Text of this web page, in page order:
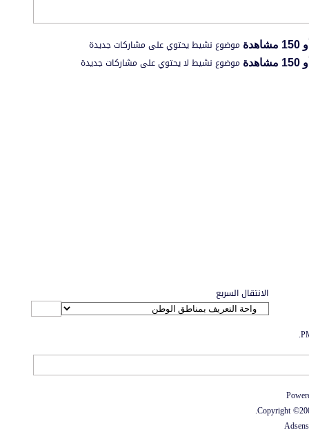
موضوع نشيط يحتوي على مشاركات جديدة
موضوع نشيط لا يحتوي على مشاركات جديدة
الانتقال السريع
Copyright